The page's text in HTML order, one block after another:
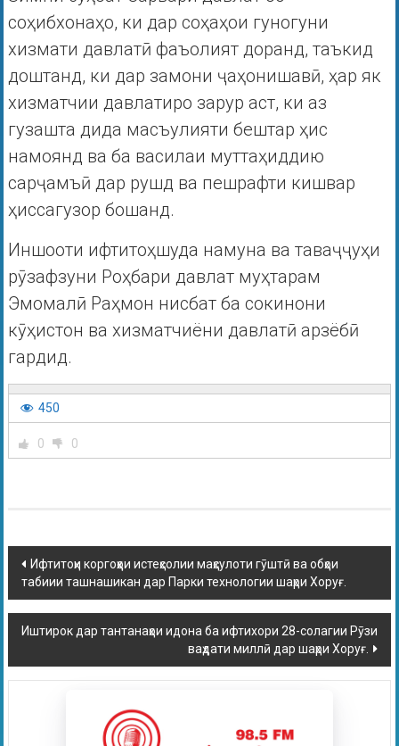
соҳибхонаҳо, ки дар соҳаҳои гуногуни
хизмати давлатӣ фаъолият доранд, таъкид
доштанд, ки дар замони ҷаҳонишавӣ, ҳар як
хизматчии давлатиро зарур аст, ки аз
гузашта дида масъулияти бештар ҳис
намоянд ва ба василаи муттаҳиддию
сарҷамъӣ дар рушд ва пешрафти кишвар
ҳиссагузор бошанд.
Иншооти ифтитоҳшуда намуна ва таваҷҷуҳи
рӯзафзуни Роҳбари давлат муҳтарам
Эмомалӣ Раҳмон нисбат ба сокинони
кӯҳистон ва хизматчиёни давлатӣ арзёбӣ
гардид.
450
0 0
Ифтитоҳи коргоҳҳои истеҳсолии маҳсулоти гӯштӣ ва обҳои
табиии ташнашикан дар Парки технологии шаҳри Хоруғ.
Иштирок дар тантанаҳои идона ба ифтихори 28-солагии Рӯзи
ваҳдати миллӣ дар шаҳри Хоруғ.